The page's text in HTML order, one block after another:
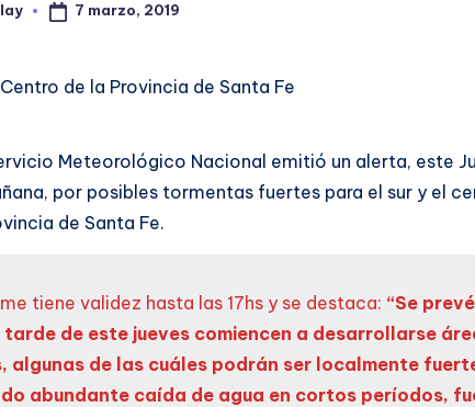
a
7 marzo, 2019
de la Provincia de Santa Fe
Meteorológico Nacional emitió un alerta, este
por posibles tormentas fuertes para el sur y el
de Santa Fe.
tiene validez hasta las 17hs y se destaca: “Se
de este jueves comiencen a desarrollarse
algunas de las cuáles podrán ser localmente
abundante caída de agua en cortos períodos,